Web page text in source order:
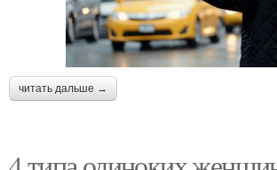
читать дальше →